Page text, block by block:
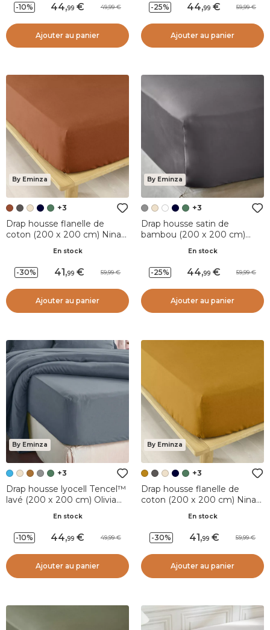
-10% 44,99 49,99
Ajouter au panier
-25% 44,99 59,99
Ajouter au panier
By Eminza
+3
Drap housse flanelle de
coton (200 x 200 cm) Nina
En stock
-30% 41,99 59,99
Ajouter au panier
By Eminza
+3
Drap housse satin de
bambou (200 x 200 cm)
En stock
-25% 44,99 59,99
Ajouter au panier
By Eminza
+3
Drap housse lyocell Tencel™
lavé (200 x 200 cm) Olivia
En stock
-10% 44,99 49,99
Ajouter au panier
By Eminza
+3
Drap housse flanelle de
coton (200 x 200 cm) Nina
En stock
-30% 41,99 59,99
Ajouter au panier